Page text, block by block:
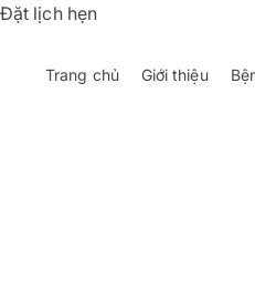
Đặt lịch hẹn
Trang chủ Giới thiệu